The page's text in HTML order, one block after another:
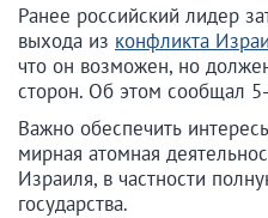
Ранее российский лидер
выхода из конфликта
что он возможен, но
сторон. Об этом сообщал
Важно обеспечить
мирная атомная
Израиля, в частности
государства.